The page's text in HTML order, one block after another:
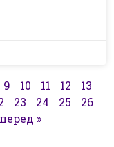
9 10 11 12
13
23 24 25
26
»